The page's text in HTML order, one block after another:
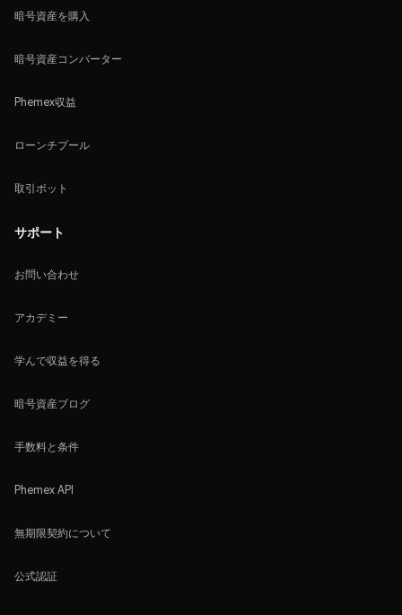
暗号資産を購入
暗号資産コンバーター
Phemex収益
ローンチプール
取引ボット
サポート
お問い合わせ
アカデミー
学んで収益を得る
暗号資産ブログ
手数料と条件
Phemex API
無期限契約について
公式認証